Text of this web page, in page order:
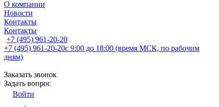
О компании
Новости
Контакты
Контакты
+7 (495) 961-20-20
+7 (495) 961-20-20с 9:00 до 18:00 (время МСК, по рабочим
дням)
Заказать звонок
Задать вопрос
Войти